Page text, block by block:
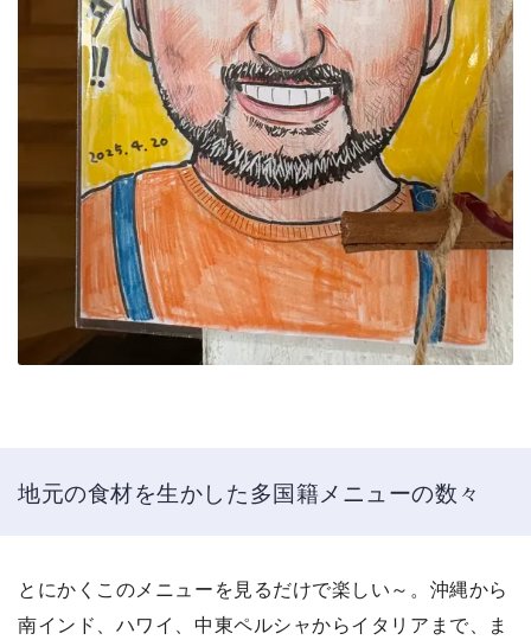
地元の食材を生かした多国籍メニューの数々
とにかくこのメニューを見るだけで楽しい～。沖縄から
南インド、ハワイ、中東ペルシャからイタリアまで、ま